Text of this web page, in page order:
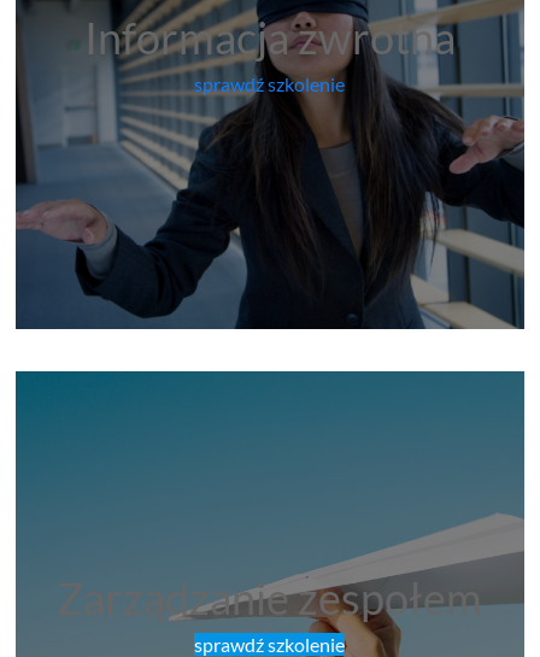
Informacja zwrotna
sprawdź szkolenie
Zarządzanie zespołem
sprawdź szkolenie